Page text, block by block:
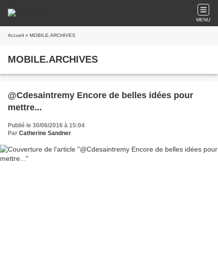
MENU
Accueil » MOBILE.ARCHIVES
MOBILE.ARCHIVES
@Cdesaintremy Encore de belles idées pour
mettre...
Publié le 30/06/2016 à 15:04
Par Catherine Sandner